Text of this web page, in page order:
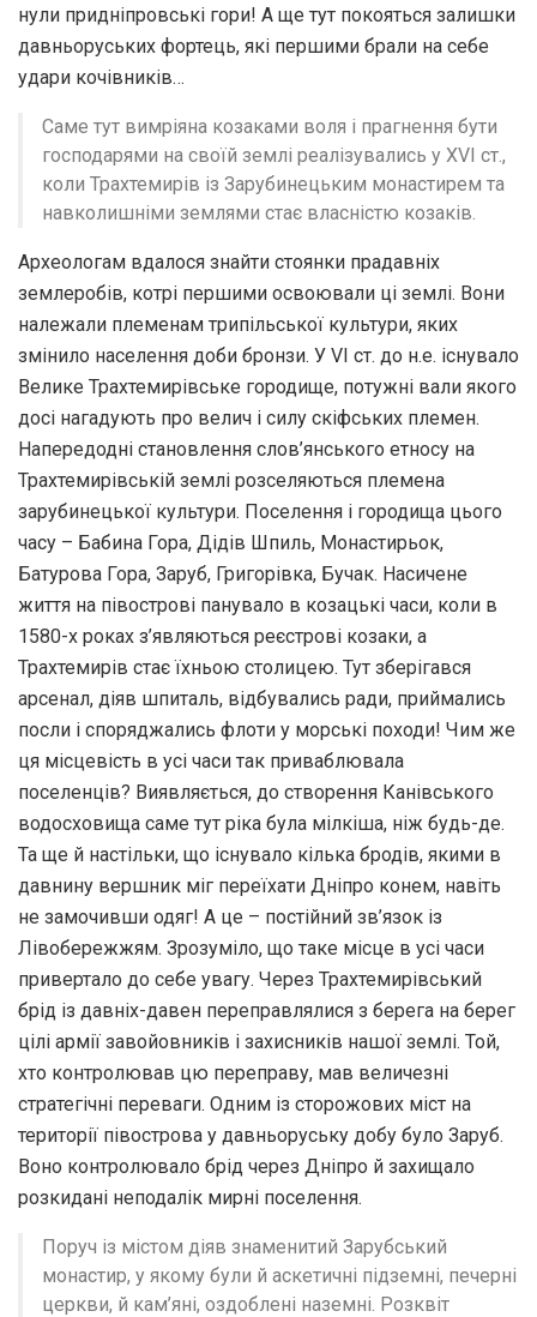
нули придніпровські гори! А ще тут покояться залишки
давньоруських фортець, які першими брали на себе
удари кочівників…
Саме тут вимріяна козаками воля і прагнення бути
господарями на своїй землі реалізувались у XVI ст.,
коли Трахтемирів із Зарубинецьким монастирем та
навколишніми землями стає власністю козаків.
Археологам вдалося знайти стоянки прадавніх
землеробів, котрі першими освоювали ці землі. Вони
належали племенам трипільської культури, яких
змінило населення доби бронзи. У VI ст. до н.е. існувало
Велике Трахтемирівське городище, потужні вали якого
досі нагадують про велич і силу скіфських племен.
Напередодні становлення слов’янського етносу на
Трахтемирівській землі розселяються племена
зарубинецької культури. Поселення і городища цього
часу – Бабина Гора, Дідів Шпиль, Монастирьок,
Батурова Гора, Заруб, Григорівка, Бучак. Насичене
життя на півострові панувало в козацькі часи, коли в
1580-х роках з’являються реєстрові козаки, а
Трахтемирів стає їхньою столицею. Тут зберігався
арсенал, діяв шпиталь, відбувались ради, приймались
посли і споряджались флоти у морські походи! Чим же
ця місцевість в усі часи так приваблювала
поселенців? Виявляється, до створення Канівського
водосховища саме тут ріка була мілкіша, ніж будь-де.
Та ще й настільки, що існувало кілька бродів, якими в
давнину вершник міг переїхати Дніпро конем, навіть
не замочивши одяг! А це – постійний зв’язок із
Лівобережжям. Зрозуміло, що таке місце в усі часи
привертало до себе увагу. Через Трахтемирівський
брід із давніх-давен переправлялися з берега на берег
цілі армії завойовників і захисників нашої землі. Той,
хто контролював цю переправу, мав величезні
стратегічні переваги. Одним із сторожових міст на
території півострова у давньоруську добу було Заруб.
Воно контролювало брід через Дніпро й захищало
розкидані неподалік мирні поселення.
Поруч із містом діяв знаменитий Зарубський
монастир, у якому були й аскетичні підземні, печерні
церкви, й кам’яні, оздоблені наземні. Розквіт